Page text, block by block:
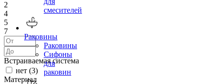
смесителей
Раковины
Раковины
Сифоны
для
раковин
2
4
5
7
Встраиваемая система
нет (3)
Материал